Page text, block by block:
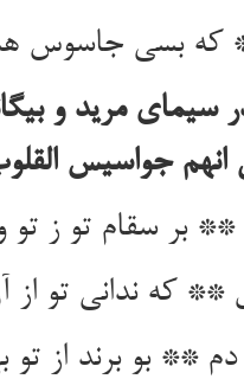
که بسی جاسوس
سیمای مرید و
جواسیس
بر سقام تو ز تو
** که ندانی تو از
بو برند از تو